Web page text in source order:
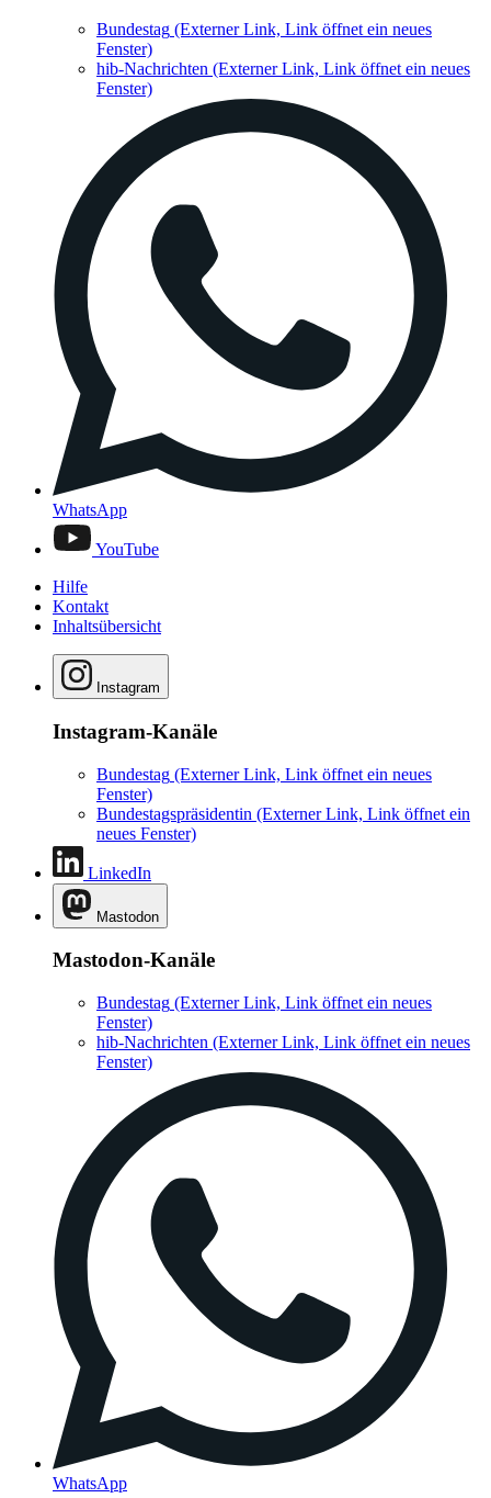
Bundestag (Externer Link, Link öffnet ein neues
Fenster)
hib-Nachrichten (Externer Link, Link öffnet ein neues
Fenster)
WhatsApp
YouTube
Hilfe
Kontakt
Inhaltsübersicht
Instagram
Instagram-Kanäle
Bundestag (Externer Link, Link öffnet ein neues
Fenster)
Bundestagspräsidentin (Externer Link, Link öffnet ein
neues Fenster)
LinkedIn
Mastodon
Mastodon-Kanäle
Bundestag (Externer Link, Link öffnet ein neues
Fenster)
hib-Nachrichten (Externer Link, Link öffnet ein neues
Fenster)
WhatsApp